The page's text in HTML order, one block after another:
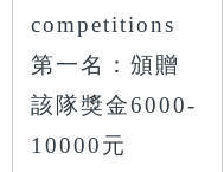
competitions
第一名：頒贈
該隊獎金6000-
10000元